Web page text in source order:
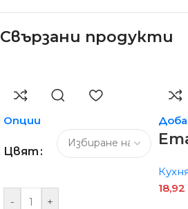
Свързани продукти
Опции
Цвят
- +
18,92